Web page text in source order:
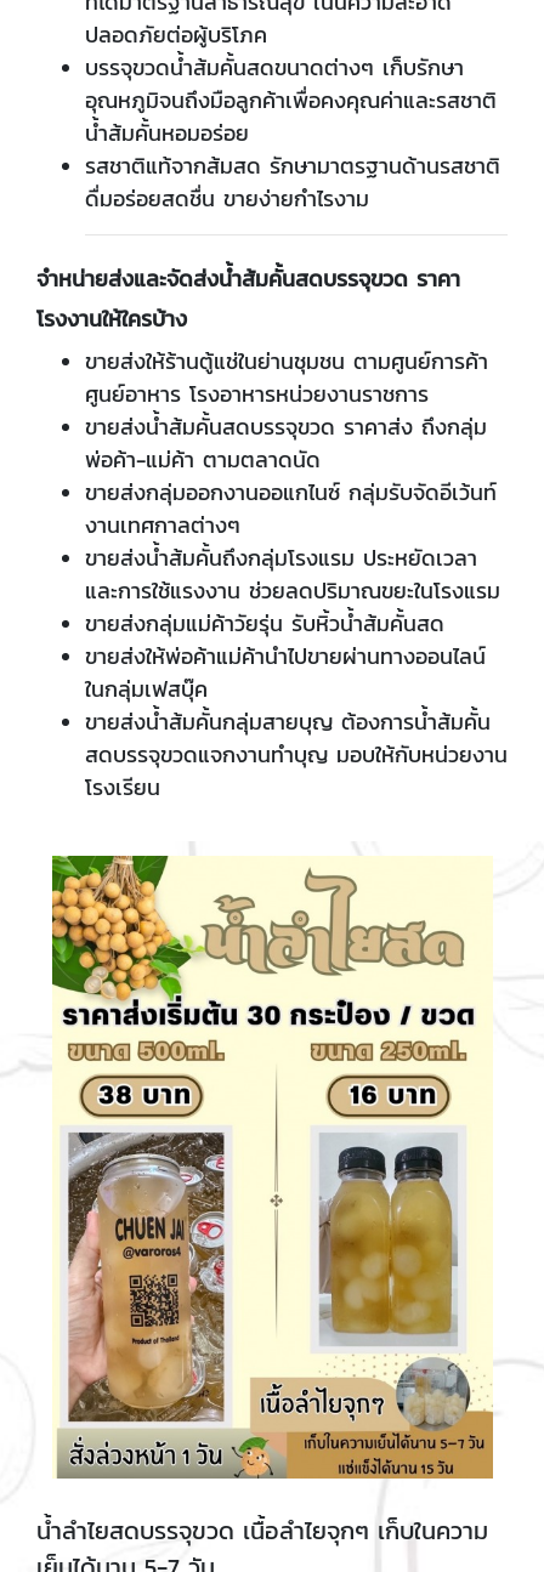
ปลอดภัยต่อผู้บริโภค
บรรจุขวดน้ำส้มคั้นสดขนาดต่างๆ เก็บรักษา
อุณหภูมิจนถึงมือลูกค้าเพื่อคงคุณค่าและรสชาติ
น้ำส้มคั้นหอมอร่อย
รสชาติแท้จากส้มสด รักษามาตรฐานด้านรสชาติ
ดื่มอร่อยสดชื่น ขายง่ายกำไรงาม
จำหน่ายส่งและจัดส่งน้ำส้มคั้นสดบรรจุขวด ราคา
โรงงานให้ใครบ้าง
ขายส่งให้ร้านตู้แช่ในย่านชุมชน ตามศูนย์การค้า
ศูนย์อาหาร โรงอาหารหน่วยงานราชการ
ขายส่งน้ำส้มคั้นสดบรรจุขวด ราคาส่ง ถึงกลุ่ม
พ่อค้า-แม่ค้า ตามตลาดนัด
ขายส่งกลุ่มออกงานออแกไนซ์ กลุ่มรับจัดอีเว้นท์
งานเทศกาลต่างๆ
ขายส่งน้ำส้มคั้นถึงกลุ่มโรงแรม ประหยัดเวลา
และการใช้แรงงาน ช่วยลดปริมาณขยะในโรงแรม
ขายส่งกลุ่มแม่ค้าวัยรุ่น รับหิ้วน้ำส้มคั้นสด
ขายส่งให้พ่อค้าแม่ค้านำไปขายผ่านทางออนไลน์
ในกลุ่มเฟสบุ๊ค
ขายส่งน้ำส้มคั้นกลุ่มสายบุญ ต้องการน้ำส้มคั้น
สดบรรจุขวดแจกงานทำบุญ มอบให้กับหน่วยงาน
โรงเรียน
น้ำลำไยสดบรรจุขวด เนื้อลำไยจุกๆ เก็บในความ